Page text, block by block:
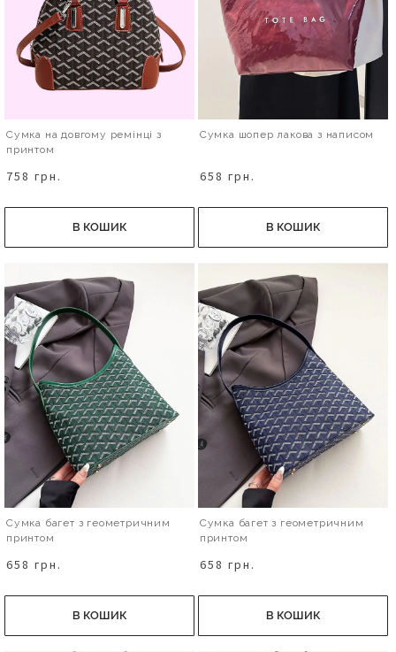
Сумка на довгому ремінці з
принтом
758 грн.
В КОШИК
Сумка шопер лакова з написом
658 грн.
В КОШИК
Сумка багет з геометричним
принтом
658 грн.
В КОШИК
Сумка багет з геометричним
принтом
658 грн.
В КОШИК